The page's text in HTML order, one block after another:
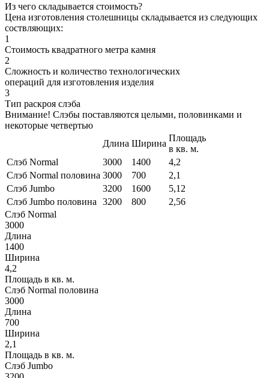
Из чего складывается стоимость?
Цена изготовления столешницы складывается из следующих
соствляющих:
1
Стоимость квадратного метра камня
2
Сложность и количество технологических
операций для изготовления изделия
3
Тип раскроя слэба
Внимание! Слэбы поставляются целыми, половинками и
некоторые четвертью
Длина Ширина
Площадь
в кв. м.
Слэб Normal
3000 1400
4,2
Слэб Normal половина 3000 700
2,1
Слэб Jumbo
3200 1600
5,12
Слэб Jumbo половина
3200 800
2,56
Слэб Normal
3000
Длина
1400
Ширина
4,2
Площадь в кв. м.
Слэб Normal половина
3000
Длина
700
Ширина
2,1
Площадь в кв. м.
Слэб Jumbo